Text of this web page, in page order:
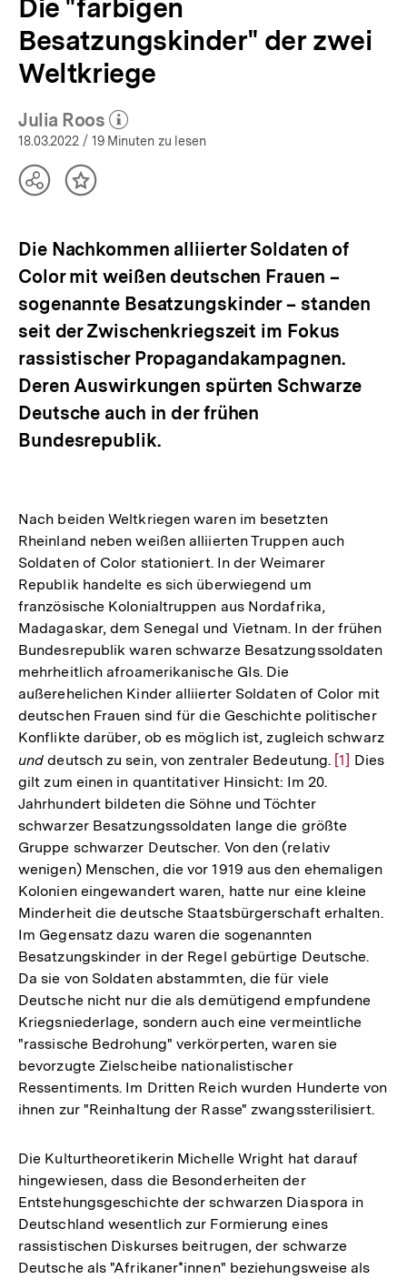
Die "farbigen
Besatzungskinder" der zwei
Weltkriege
Julia Roos
(Mehr zum Autor)
öffnen
18.03.2022 / 19 Minuten zu lesen
TeilenInhalt
Die Nachkommen alliierter Soldaten of
Color mit weißen deutschen Frauen –
sogenannte Besatzungskinder – standen
seit der Zwischenkriegszeit im Fokus
rassistischer Propagandakampagnen.
Deren Auswirkungen spürten Schwarze
Deutsche auch in der frühen
Bundesrepublik.
Nach beiden Weltkriegen waren im besetzten
Rheinland neben weißen alliierten Truppen auch
Soldaten of Color stationiert. In der Weimarer
Republik handelte es sich überwiegend um
französische Kolonialtruppen aus Nordafrika,
Madagaskar, dem Senegal und Vietnam. In der frühen
Bundesrepublik waren schwarze Besatzungssoldaten
mehrheitlich afroamerikanische GIs. Die
außerehelichen Kinder alliierter Soldaten of Color mit
deutschen Frauen sind für die Geschichte politischer
Konflikte darüber, ob es möglich ist, zugleich schwarz
und deutsch zu sein, von zentraler Bedeutung. Zur
Fußnote
[1] Dies
gilt zum einen in quantitativer Hinsicht: Im 20.
Jahrhundert bildeten die Söhne und Töchter
schwarzer Besatzungssoldaten lange die größte
Gruppe schwarzer Deutscher. Von den (relativ
wenigen) Menschen, die vor 1919 aus den ehemaligen
Kolonien eingewandert waren, hatte nur eine kleine
Minderheit die deutsche Staatsbürgerschaft erhalten.
Im Gegensatz dazu waren die sogenannten
Besatzungskinder in der Regel gebürtige Deutsche.
Da sie von Soldaten abstammten, die für viele
Deutsche nicht nur die als demütigend empfundene
Kriegsniederlage, sondern auch eine vermeintliche
"rassische Bedrohung" verkörperten, waren sie
bevorzugte Zielscheibe nationalistischer
Ressentiments. Im Dritten Reich wurden Hunderte von
ihnen zur "Reinhaltung der Rasse" zwangssterilisiert.
Die Kulturtheoretikerin Michelle Wright hat darauf
hingewiesen, dass die Besonderheiten der
Entstehungsgeschichte der schwarzen Diaspora in
Deutschland wesentlich zur Formierung eines
rassistischen Diskurses beitrugen, der schwarze
Deutsche als "Afrikaner*innen" beziehungsweise als